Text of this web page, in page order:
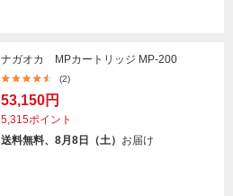
ナガオカ MPカートリッジ MP-200
(2)
53,150円
5,315ポイント
送料無料、8月8日（土） お届け